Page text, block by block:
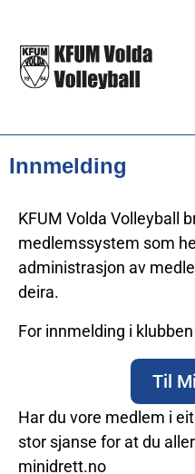
Innmelding
KFUM Volda Volleyball
medlemssystem som
administrasjon av
deira.
For innmelding i
Til
Har du vore medlem i
stor sjanse for at du
minidrett.no